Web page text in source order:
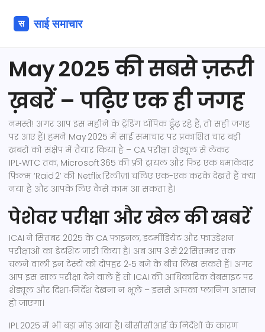
May 2025 की सबसे ज़रूरी
ख़बरें – पढ़िए एक ही जगह
नमस्ते! अगर आप इस महीने के ट्रेंडिंग टॉपिक ढूँढ़ रहे हैं, तो सही जगह
पर आए हैं। हमने May 2025 में साई समाचार पर प्रकाशित चार बड़ी
खबरों को संक्षेप में तैयार किया है – CA परीक्षा शेड्यूल से लेकर
IPL‑WTC तक, Microsoft 365 की फ्री ट्रायल और फिर एक धमाकेदार
फ़िल्म ‘Raid 2’ की Netflix रिलीज़। चलिए एक-एक करके देखते हैं क्या
नया है और आपके लिए कैसे काम आ सकता है।
पेशेवर परीक्षा और खेल की खबरें
ICAI ने सितंबर 2025 के CA फाइनल, इंटर्मीडियेट और फाउंडेशन
परीक्षाओं का डेटशिट जारी किया है। अब आप 3 से 22 सितम्बर तक
चलने वाली इन टेस्टों को दोपहर 2‑5 बजे के बीच लिख सकते हैं। अगर
आप इस साल परीक्षा देने वाले हैं तो ICAI की आधिकारिक वेबसाइट पर
शेड्यूल और दिशा‑निर्देश देखना न भूलें – इससे आपका प्लानिंग आसान
हो जाएगा।
IPL 2025 में भी बड़ा मोड़ आया है। बीसीसीआई के निर्देशों के कारण